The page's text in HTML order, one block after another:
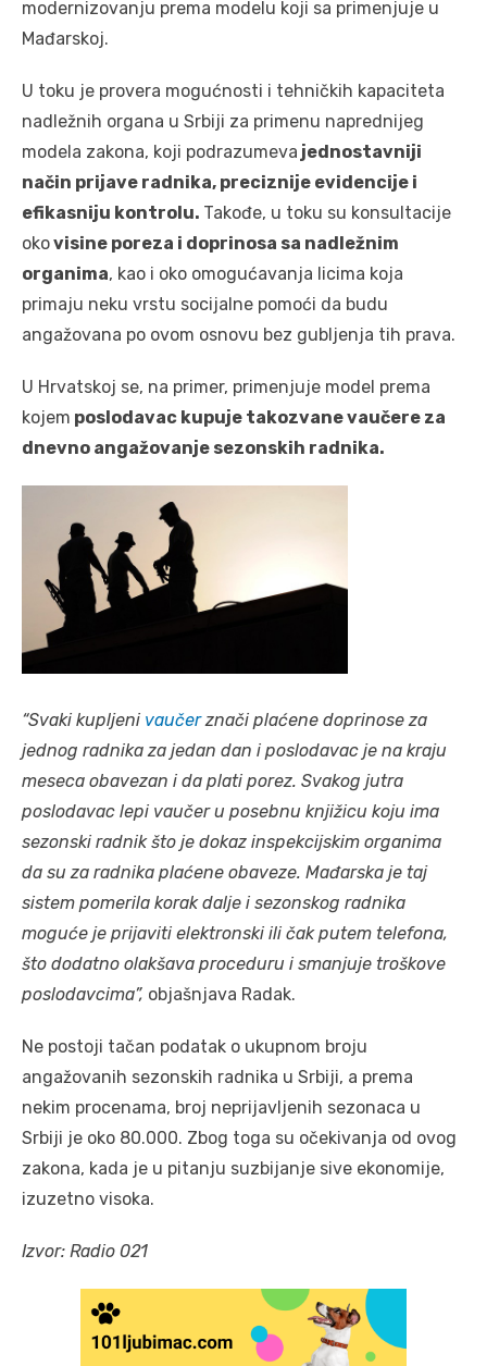
modernizovanju prema modelu koji sa primenjuje u
Mađarskoj.
U toku je provera mogućnosti i tehničkih kapaciteta
nadležnih organa u Srbiji za primenu naprednijeg
modela zakona, koji podrazumeva jednostavniji
način prijave radnika, preciznije evidencije i
efikasniju kontrolu. Takođe, u toku su konsultacije
okovisine poreza i doprinosa sa nadležnim
organima, kao i oko omogućavanja licima koja
primaju neku vrstu socijalne pomoći da budu
angažovana po ovom osnovu bez gubljenja tih prava.
U Hrvatskoj se, na primer, primenjuje model prema
kojem poslodavac kupuje takozvane vaučere za
dnevno angažovanje sezonskih radnika.
“Svaki kupljeni vaučerznači plaćene doprinose za
jednog radnika za jedan dan i poslodavac je na kraju
meseca obavezan i da plati porez. Svakog jutra
poslodavac lepi vaučer u posebnu knjižicu koju ima
sezonski radnik što je dokaz inspekcijskim organima
da su za radnika plaćene obaveze. Mađarska je taj
sistem pomerila korak dalje i sezonskog radnika
moguće je prijaviti elektronski ili čak putem telefona,
što dodatno olakšava proceduru i smanjuje troškove
poslodavcima”, objašnjava Radak.
Ne postoji tačan podatak o ukupnom broju
angažovanih sezonskih radnika u Srbiji, a prema
nekim procenama, broj neprijavljenih sezonaca u
Srbiji je oko 80.000. Zbog toga su očekivanja od ovog
zakona, kada je u pitanju suzbijanje sive ekonomije,
izuzetno visoka.
Izvor: Radio 021